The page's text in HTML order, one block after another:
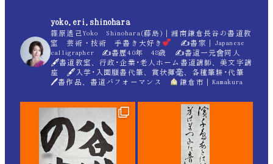
yoko.eri.shinohara
篠原遙己Yoko Shinohara(藤島)｜湘南鎌倉長谷の書道教
室 芸術・技術 手書き大好き
✍書家｜Japanese
calligrapher ✍書歴40年 48歳 ✍書道一元會同人
🖋書道教室、行政･企業･老人ホーム書道講師、美文字講
座 🖋入学･入園願書代筆、賞状揮毫、各種筆耕･代筆
🖊書作品、書道パフォーマンス
鎌倉市｜Kamakura